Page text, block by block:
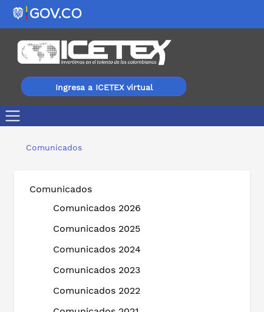
Ingresa a ICETEX virtual
Comunicados
Comunicados
Comunicados 2026
Comunicados 2025
Comunicados 2024
Comunicados 2023
Comunicados 2022